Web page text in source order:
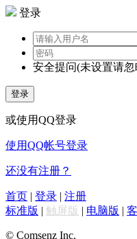
登录
安全提问(未设置请忽
登录
或使用QQ登录
使用QQ帐号登录
还没有注册？
首页 | 登录 | 注册
标准版 | 触屏版 | 电脑版 |
© Comsenz Inc.